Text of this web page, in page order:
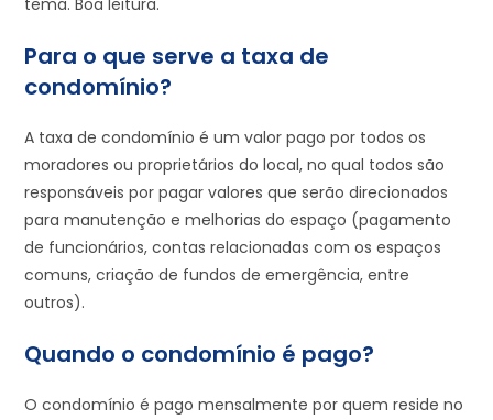
tema. Boa leitura.
Para o que serve a taxa de
condomínio?
A taxa de condomínio é um valor pago por todos os
moradores ou proprietários do local, no qual todos são
responsáveis por pagar valores que serão direcionados
para manutenção e melhorias do espaço (pagamento
de funcionários, contas relacionadas com os espaços
comuns, criação de fundos de emergência, entre
outros).
Quando o condomínio é pago?
O condomínio é pago mensalmente por quem reside no